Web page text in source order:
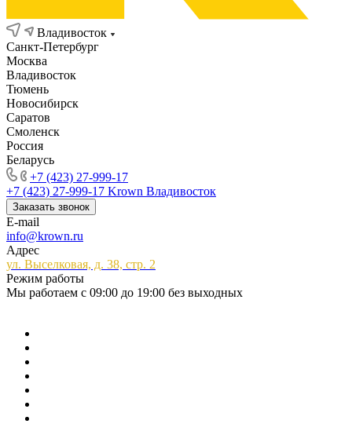
Владивосток
Санкт-Петербург
Москва
Владивосток
Тюмень
Новосибирск
Саратов
Смоленск
Россия
Беларусь
+7 (423) 27-999-17
+7 (423) 27-999-17 Krown Владивосток
Заказать звонок
E-mail
info@krown.ru
Адрес
ул. Выселковая, д. 38, стр. 2
Режим работы
Мы работаем с 09:00 до 19:00 без выходных